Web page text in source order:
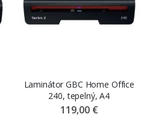
Laminátor GBC Home Office
240, tepelný, A4
119,00 €